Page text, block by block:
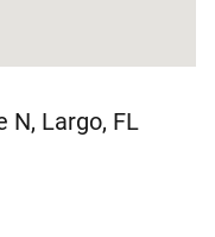
N, Largo, FL